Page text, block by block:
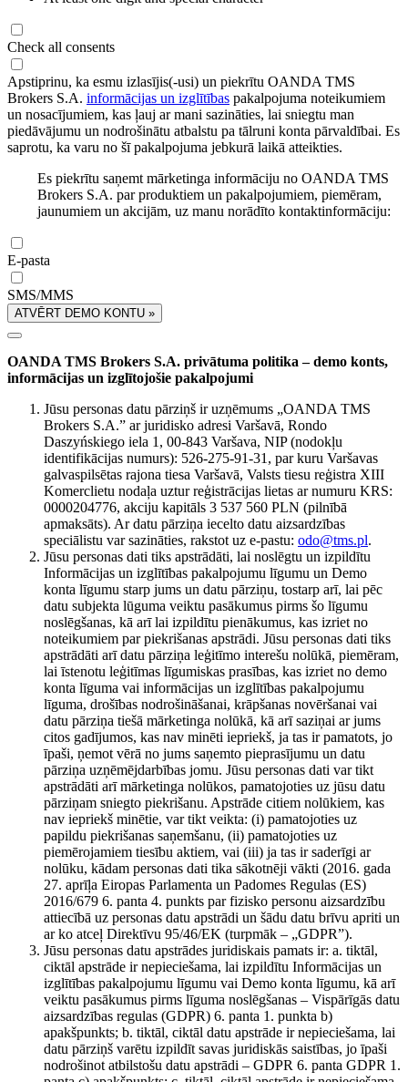
Check all consents
Apstiprinu, ka esmu izlasījis(-usi) un piekrītu OANDA TMS
Brokers S.A. informācijas un izglītības pakalpojuma noteikumiem
un nosacījumiem, kas ļauj ar mani sazināties, lai sniegtu man
piedāvājumu un nodrošinātu atbalstu pa tālruni konta pārvaldībai. Es
saprotu, ka varu no šī pakalpojuma jebkurā laikā atteikties.
Es piekrītu saņemt mārketinga informāciju no OANDA TMS
Brokers S.A. par produktiem un pakalpojumiem, piemēram,
jaunumiem un akcijām, uz manu norādīto kontaktinformāciju:
E-pasta
SMS/MMS
ATVĒRT DEMO KONTU »
OANDA TMS Brokers S.A. privātuma politika – demo konts,
informācijas un izglītojošie pakalpojumi
Jūsu personas datu pārziņš ir uzņēmums „OANDA TMS
Brokers S.A.” ar juridisko adresi Varšavā, Rondo
Daszyńskiego iela 1, 00-843 Varšava, NIP (nodokļu
identifikācijas numurs): 526-275-91-31, par kuru Varšavas
galvaspilsētas rajona tiesa Varšavā, Valsts tiesu reģistra XIII
Komerclietu nodaļa uztur reģistrācijas lietas ar numuru KRS:
0000204776, akciju kapitāls 3 537 560 PLN (pilnībā
apmaksāts). Ar datu pārziņa iecelto datu aizsardzības
speciālistu var sazināties, rakstot uz e-pastu: odo@tms.pl.
Jūsu personas dati tiks apstrādāti, lai noslēgtu un izpildītu
Informācijas un izglītības pakalpojumu līgumu un Demo
konta līgumu starp jums un datu pārziņu, tostarp arī, lai pēc
datu subjekta lūguma veiktu pasākumus pirms šo līgumu
noslēgšanas, kā arī lai izpildītu pienākumus, kas izriet no
noteikumiem par piekrišanas apstrādi. Jūsu personas dati tiks
apstrādāti arī datu pārziņa leģitīmo interešu nolūkā, piemēram,
lai īstenotu leģitīmas līgumiskas prasības, kas izriet no demo
konta līguma vai informācijas un izglītības pakalpojumu
līguma, drošības nodrošināšanai, krāpšanas novēršanai vai
datu pārziņa tiešā mārketinga nolūkā, kā arī saziņai ar jums
citos gadījumos, kas nav minēti iepriekš, ja tas ir pamatots, jo
īpaši, ņemot vērā no jums saņemto pieprasījumu un datu
pārziņa uzņēmējdarbības jomu. Jūsu personas dati var tikt
apstrādāti arī mārketinga nolūkos, pamatojoties uz jūsu datu
pārziņam sniegto piekrišanu. Apstrāde citiem nolūkiem, kas
nav iepriekš minētie, var tikt veikta: (i) pamatojoties uz
papildu piekrišanas saņemšanu, (ii) pamatojoties uz
piemērojamiem tiesību aktiem, vai (iii) ja tas ir saderīgi ar
nolūku, kādam personas dati tika sākotnēji vākti (2016. gada
27. aprīļa Eiropas Parlamenta un Padomes Regulas (ES)
2016/679 6. panta 4. punkts par fizisko personu aizsardzību
attiecībā uz personas datu apstrādi un šādu datu brīvu apriti un
ar ko atceļ Direktīvu 95/46/EK (turpmāk – „GDPR”).
Jūsu personas datu apstrādes juridiskais pamats ir: a. tiktāl,
ciktāl apstrāde ir nepieciešama, lai izpildītu Informācijas un
izglītības pakalpojumu līgumu vai Demo konta līgumu, kā arī
veiktu pasākumus pirms līguma noslēgšanas – Vispārīgās datu
aizsardzības regulas (GDPR) 6. panta 1. punkta b)
apakšpunkts; b. tiktāl, ciktāl datu apstrāde ir nepieciešama, lai
datu pārziņš varētu izpildīt savas juridiskās saistības, jo īpaši
nodrošinot atbilstošu datu apstrādi – GDPR 6. panta GDPR 1.